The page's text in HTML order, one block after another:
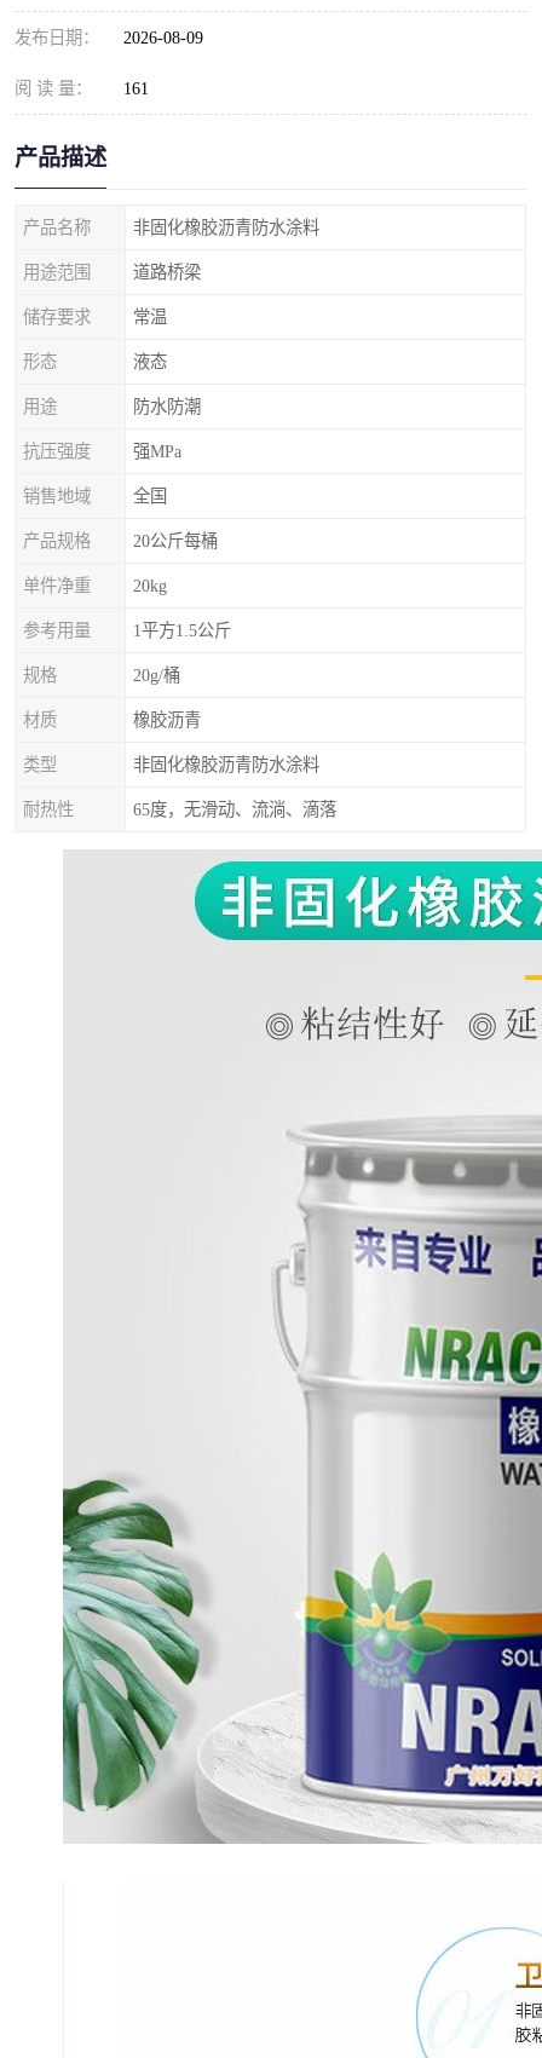
发布日期： 2026-08-09
阅 读 量： 161
产品描述
产品名称 非固化橡胶沥青防水涂料
用途范围 道路桥梁
储存要求 常温
形态 液态
用途 防水防潮
抗压强度 强MPa
销售地域 全国
产品规格 20公斤每桶
单件净重 20kg
参考用量 1平方1.5公斤
规格 20g/桶
材质 橡胶沥青
类型 非固化橡胶沥青防水涂料
耐热性 65度，无滑动、流淌、滴落